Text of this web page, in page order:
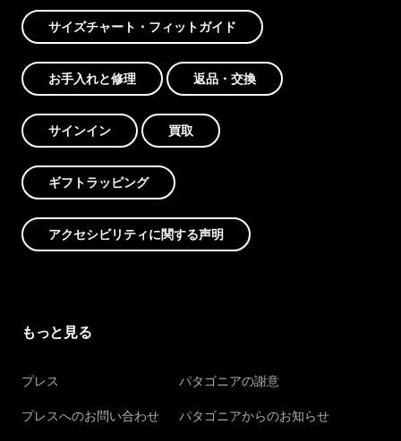
サイズチャート・フィットガイド
お手入れと修理 返品・交換
サインイン 買取
ギフトラッピング
アクセシビリティに関する声明
もっと見る
プレス
プレスへのお問い合わせ
パタゴニアの謝意
パタゴニアからのお知らせ